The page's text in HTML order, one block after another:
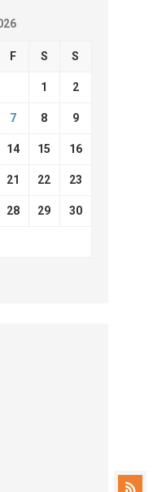
F S S
1 2
7 8 9
14 15 16
21 22 23
28 29 30